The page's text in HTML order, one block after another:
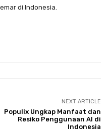
di Indonesia.
NEXT ARTICLE
Populix Ungkap Manfaat dan
Resiko Penggunaan AI di
Indonesia